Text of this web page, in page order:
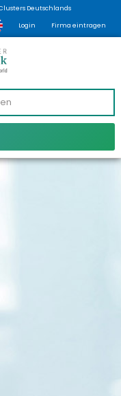
Deutschlands
Login Firma eintragen